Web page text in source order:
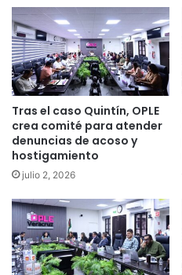
Tras el caso Quintín, OPLE
crea comité para atender
denuncias de acoso y
hostigamiento
julio 2, 2026